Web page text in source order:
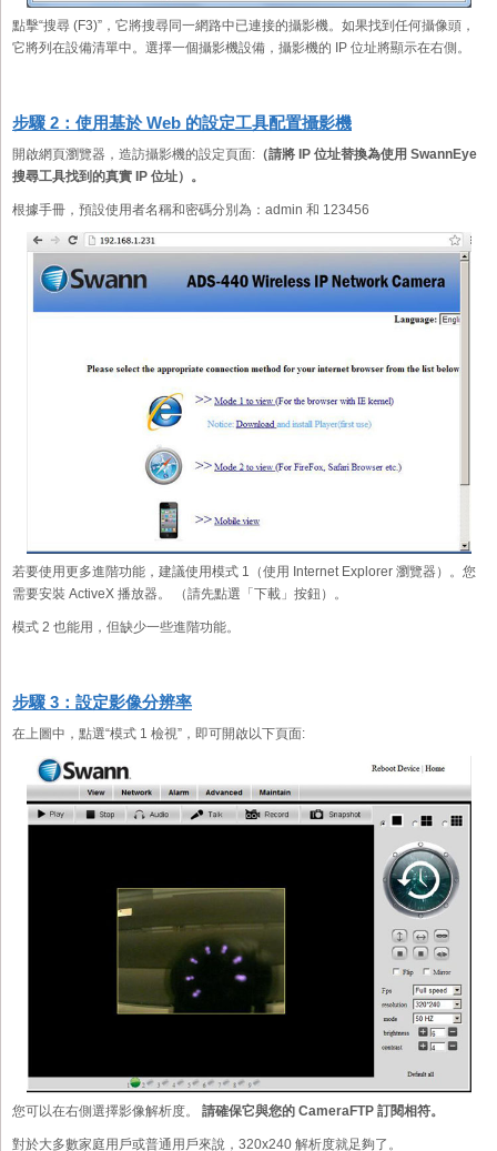
點擊“搜尋 (F3)”，它將搜尋同一網路中已連接的攝影機。如果找到任何攝像頭，
它將列在設備清單中。選擇一個攝影機設備，攝影機的 IP 位址將顯示在右側。
步驟 2：使用基於 Web 的設定工具配置攝影機
開啟網頁瀏覽器，造訪攝影機的設定頁面: （請將 IP 位址替換為使用 SwannEye
搜尋工具找到的真實 IP 位址）。
根據手冊，預設使用者名稱和密碼分別為：admin 和 123456
若要使用更多進階功能，建議使用模式 1（使用 Internet Explorer 瀏覽器）。您
需要安裝 ActiveX 播放器。 （請先點選「下載」按鈕）。
模式 2 也能用，但缺少一些進階功能。
步驟 3：設定影像分辨率
在上圖中，點選“模式 1 檢視”，即可開啟以下頁面:
您可以在右側選擇影像解析度。 請確保它與您的 CameraFTP 訂閱相符。
對於大多數家庭用戶或普通用戶來說，320x240 解析度就足夠了。